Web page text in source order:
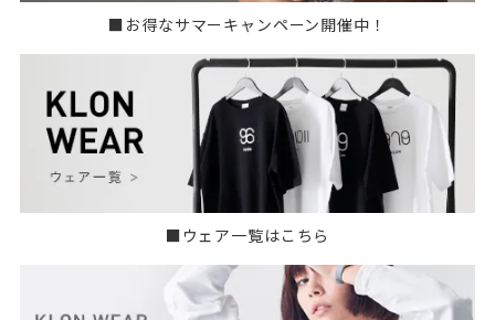
■お得なサマーキャンペーン開催中！
■ウェア一覧はこちら